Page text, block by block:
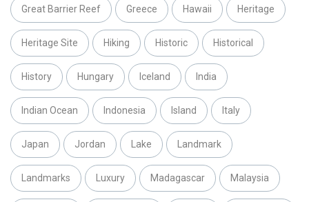
Great Barrier Reef Greece Hawaii Heritage
Heritage Site Hiking Historic Historical
History Hungary Iceland India
Indian Ocean Indonesia Island Italy
Japan Jordan Lake Landmark
Landmarks Luxury Madagascar Malaysia